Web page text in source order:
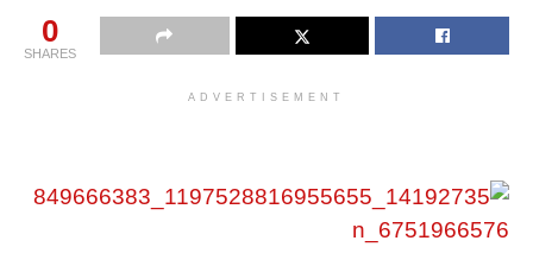
0
SHARES
ADVERTISEMENT